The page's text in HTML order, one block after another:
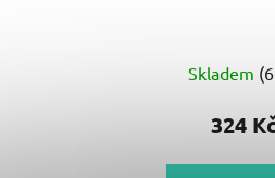
Skladem
324